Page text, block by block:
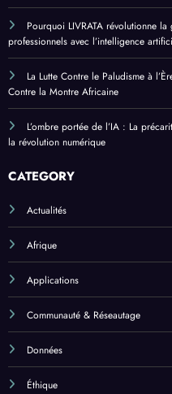
Pourquoi LIVRATA révolutionne
professionnels avec l’intelligence
La Lutte Contre le Paludisme à
Contre la Montre Africaine
L’ombre portée de l’IA : La
la révolution numérique
CATEGORY
Actualités
Afrique
Applications
Communauté & Réseautage
Données
Éthique